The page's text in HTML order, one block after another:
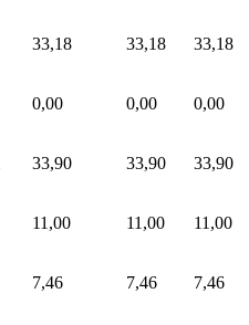
33,18 33,18 33,18
0,00 0,00 0,00
33,90 33,90 33,90
11,00 11,00 11,00
7,46 7,46 7,46